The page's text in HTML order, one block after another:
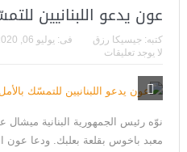
عون يدعو اللبنانيين
كتبه: جيسيكا رزق فى: يوليو 06, 2020
لا يوجد تعليقات
نوّه رئيس الجمهورية البنانية
معبد باخوس بقلعة بعلبك. ودعا عون